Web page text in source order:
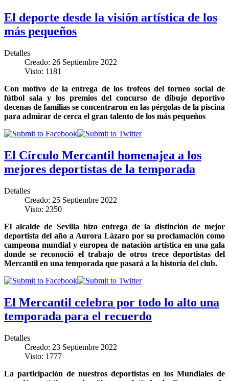
El deporte desde la visión artística de los
más pequeños
Detalles
Creado: 26 Septiembre 2022
Visto: 1181
Con motivo de la entrega de los trofeos del torneo social de
fútbol sala y los premios del concurso de dibujo deportivo
decenas de familias se concentraron en las pérgolas de la piscina
para admirar de cerca el gran talento de los más pequeños
El Círculo Mercantil homenajea a los
mejores deportistas de la temporada
Detalles
Creado: 25 Septiembre 2022
Visto: 2350
El alcalde de Sevilla hizo entrega de la distinción de mejor
deportista del año a Aurora Lázaro por su proclamación como
campeona mundial y europea de natación artística en una gala
donde se reconoció el trabajo de otros trece deportistas del
Mercantil en una temporada que pasará a la historia del club.
El Mercantil celebra por todo lo alto una
temporada para el recuerdo
Detalles
Creado: 23 Septiembre 2022
Visto: 1777
La participación de nuestros deportistas en los Mundiales de